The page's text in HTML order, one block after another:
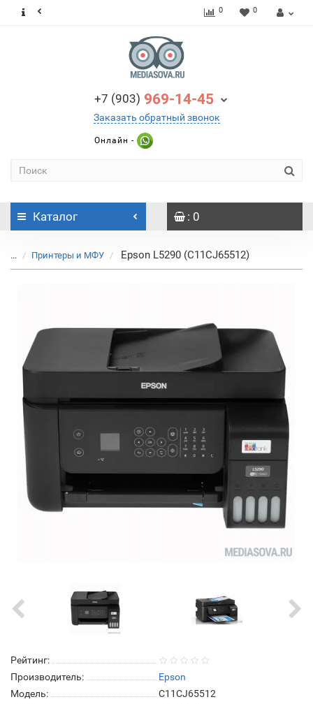
0 0
+7 (903) 969-14-45
Заказать обратный звонок
Онлайн -
Каталог : 0
... Принтеры и МФУ Epson L5290 (C11CJ65512)
Рейтинг:
Производитель:
Epson
Модель:
C11CJ65512